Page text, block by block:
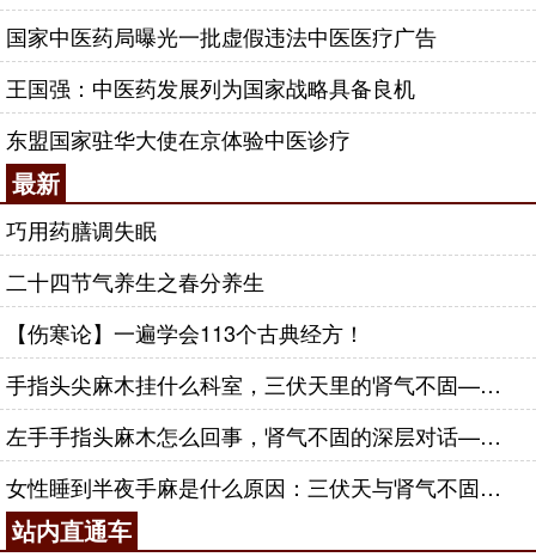
国家中医药局曝光一批虚假违法中医医疗广告
王国强：中医药发展列为国家战略具备良机
东盟国家驻华大使在京体验中医诊疗
最新
巧用药膳调失眠
二十四节气养生之春分养生
【伤寒论】一遍学会113个古典经方！
手指头尖麻木挂什么科室，三伏天里的肾气不固——肾合jjn
左手手指头麻木怎么回事，肾气不固的深层对话——肾合jjn
女性睡到半夜手麻是什么原因：三伏天与肾气不固的深层对话
站内直通车